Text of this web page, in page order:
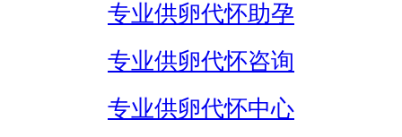
专业供卵代怀助孕
专业供卵代怀咨询
专业供卵代怀中心